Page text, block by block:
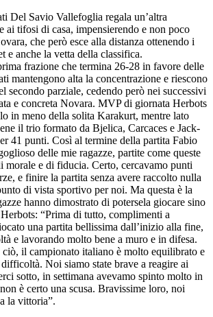
Del Savio Vallefoglia regala un’altra
ai tifosi di casa, impensierendo e non poco
che però esce alla distanza ottenendo i
e anche la vetta della classifica.
frazione che termina 26-28 in favore delle
mantengono alta la concentrazione e riescono
secondo parziale, cedendo però nei successivi
e concreta Novara. MVP di giornata Herbots
in meno della solita Karakurt, mentre lato
il trio formato da Bjelica, Carcaces e Jack-
41 punti. Così al termine della partita Fabio
delle mie ragazze, partite come queste
morale e di fiducia. Certo, cercavamo punti
e finire la partita senza avere raccolto nulla
di vista sportivo per noi. Ma questa è la
hanno dimostrato di potersela giocare sino
“Prima di tutto, complimenti a
una partita bellissima dall’inizio alla fine,
e lavorando molto bene a muro e in difesa.
il campionato italiano è molto equilibrato e
Noi siamo state brave a reagire ai
sotto, in settimana avevamo spinto molto in
è certo una scusa. Bravissime loro, noi
la vittoria”.